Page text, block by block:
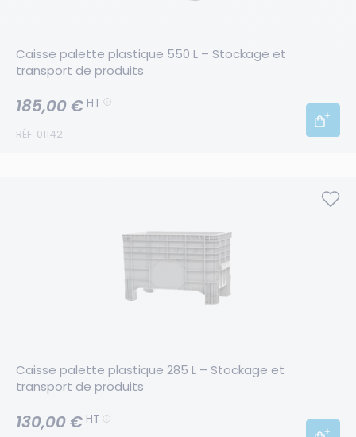
Caisse palette plastique 550 L – Stockage et
transport de produits
RÉF. 01142
185,00 € HT
Caisse palette plastique 285 L – Stockage et
transport de produits
130,00 € HT